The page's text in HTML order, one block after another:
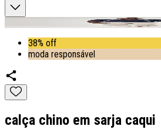
38% off
moda responsável
calça chino em sarja caqui